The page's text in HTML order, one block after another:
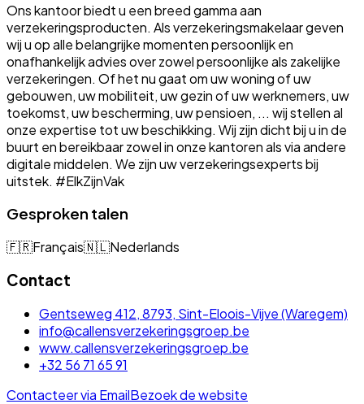
Ons kantoor biedt u een breed gamma aan
verzekeringsproducten. Als verzekeringsmakelaar geven
wij u op alle belangrijke momenten persoonlijk en
onafhankelijk advies over zowel persoonlijke als zakelijke
verzekeringen. Of het nu gaat om uw woning of uw
gebouwen, uw mobiliteit, uw gezin of uw werknemers, uw
toekomst, uw bescherming, uw pensioen, ... wij stellen al
onze expertise tot uw beschikking. Wij zijn dicht bij u in de
buurt en bereikbaar zowel in onze kantoren als via andere
digitale middelen. We zijn uw verzekeringsexperts bij
uitstek. #ElkZijnVak
Gesproken talen
🇫🇷Français🇳🇱Nederlands
Contact
Gentseweg 412, 8793, Sint-Eloois-Vijve (Waregem)
info@callensverzekeringsgroep.be
www.callensverzekeringsgroep.be
+32 56 71 65 91
Contacteer via EmailBezoek de website